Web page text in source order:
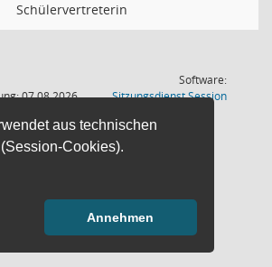
aus technischen
Cookies).
Annehmen
Schülervertreterin
07.08.2026
Software:
SitzungsdienstSession(Wird in